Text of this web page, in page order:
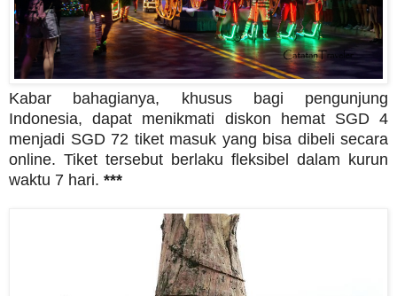
Kabar bahagianya, khusus bagi pengunjung
Indonesia, dapat menikmati diskon hemat SGD 4
menjadi SGD 72 tiket masuk yang bisa dibeli secara
online. Tiket tersebut berlaku fleksibel dalam kurun
waktu 7 hari. ***